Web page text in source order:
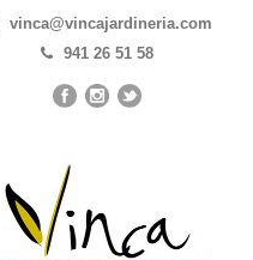
vinca@vincajardineria.com
941 26 51 58